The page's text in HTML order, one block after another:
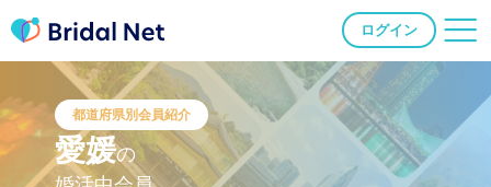
ログイン
都道府県別会員紹介
愛媛の